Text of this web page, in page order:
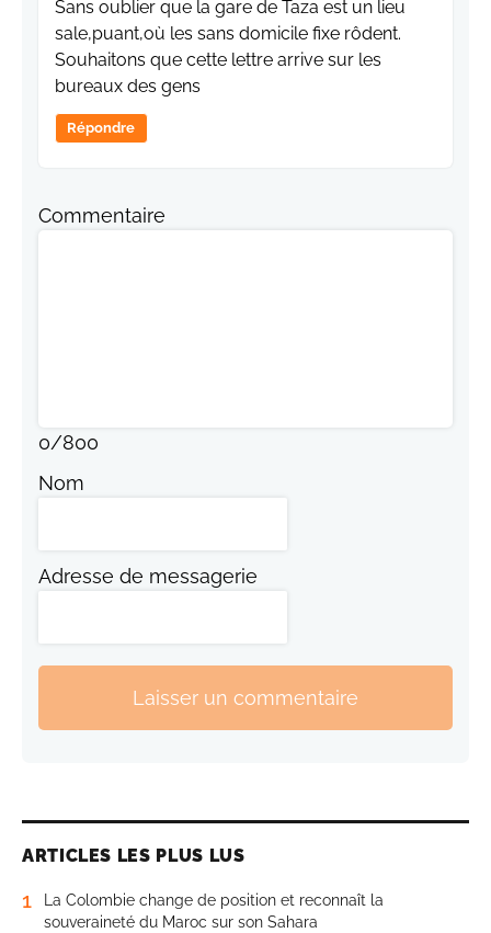
Sans oublier que la gare de Taza est un lieu
sale,puant,où les sans domicile fixe rôdent.
Souhaitons que cette lettre arrive sur les
bureaux des gens
Répondre
Commentaire
0/800
Nom
Adresse de messagerie
Laisser un commentaire
ARTICLES LES PLUS LUS
1
La Colombie change de position et reconnaît la
souveraineté du Maroc sur son Sahara